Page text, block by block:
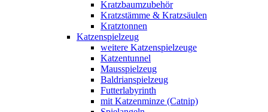
Kratzbaumzubehör
Kratzstämme & Kratzsäulen
Kratztonnen
Katzenspielzeug
weitere Katzenspielzeuge
Katzentunnel
Mausspielzeug
Baldrianspielzeug
Futterlabyrinth
mit Katzenminze (Catnip)